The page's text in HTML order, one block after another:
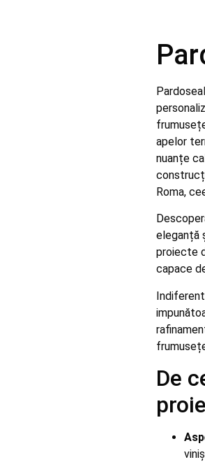
apelor
nuanțe
Roma,
eleganță
proiecte
capace
De